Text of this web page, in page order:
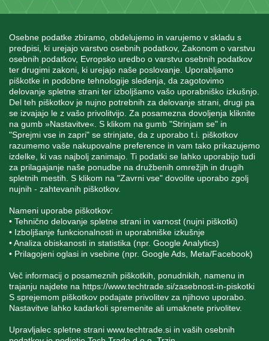
Osebne podatke zbiramo, obdelujemo in varujemo v skladu s
predpisi, ki urejajo varstvo osebnih podatkov, Zakonom o varstvu
osebnih podatkov, Evropsko uredbo o varstvu osebnih podatkov
ter drugimi zakoni, ki urejajo naše poslovanje. Uporabljamo
piškotke in podobne tehnologije sledenja, da zagotovimo
delovanje spletne strani ter izboljšamo vašo uporabniško izkušnjo.
Del teh piškotkov je nujno potrebnih za delovanje strani, drugi pa
se izvajajo le z vašo privolitvijo. Za posamezna dovoljenja kliknite
na gumb »Nastavitve«. S klikom na gumb "Strinjam se" in
"Sprejmi vse in zapri" se strinjate, da z uporabo t.i. piškotkov
razumemo vaše nakupovalne preference in vam tako prikazujemo
izdelke, ki vas najbolj zanimajo. Ti podatki se lahko uporabijo tudi
za prilagajanje naše ponudbe na družbenih omrežjih in drugih
spletnih mestih. S klikom na "Zavrni vse" dovolite uporabo zgolj
nujnih - zahtevanih piškotkov.
Nameni uporabe piškotkov:
• Tehnično delovanje spletne strani in varnost (nujni piškotki)
• Izboljšanje funkcionalnosti in uporabniške izkušnje
• Analiza obiskanosti in statistika (npr. Google Analytics)
• Prilagojeni oglasi in vsebine (npr. Google Ads, Meta/Facebook)
Več informacij o posameznih piškotkih, ponudnikih, namenu in
trajanju najdete na https://www.techtrade.si/zasebnost-in-piskotki
S sprejemom piškotkov podajate privolitev za njihovo uporabo.
Nastavitve lahko kadarkoli spremenite ali umaknete privolitev.
Upravljalec spletne strani www.techtrade.si in vaših osebnih
INFORMACIJE
MOJ RAČUN
STORITEV ZA STRANKE
SPREMLJAJTE NAS
Blatnica 8, 1236 Trzin